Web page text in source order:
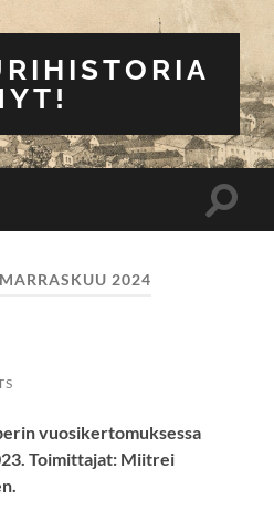
Toggle
MARRASKUU 2024
vuosikertomuksessa
Toimittajat: Miitrei